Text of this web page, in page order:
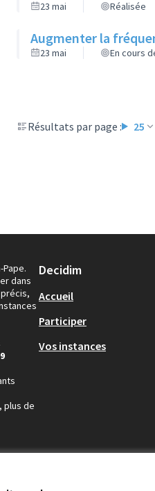
23 mai Réalisée
Augmenter la
23 mai En cours
Résultats par page : 25
dans
plus de
Decidim
Accueil
Participer
Vos instances